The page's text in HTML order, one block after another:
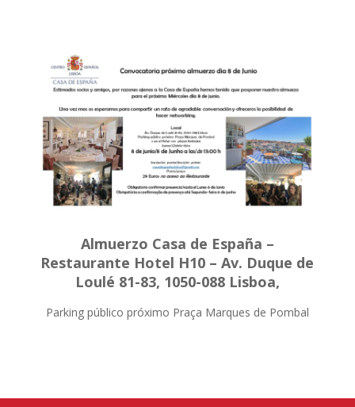
Almuerzo Casa de España –
Restaurante Hotel H10 – Av. Duque de
Loulé 81-83, 1050-088 Lisboa,
Parking público próximo Praça Marques de Pombal